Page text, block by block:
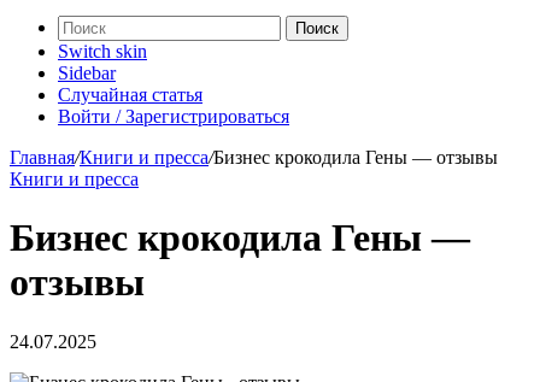
Поиск
Switch skin
Sidebar
Случайная статья
Войти / Зарегистрироваться
Главная/Книги и пресса/Бизнес крокодила Гены — отзывы
Книги и пресса
Бизнес крокодила Гены —
отзывы
24.07.2025